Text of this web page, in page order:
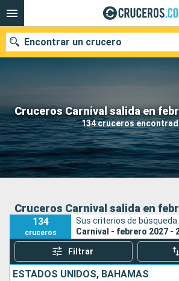
Cruceros Carnival salida en
134 cruceros
Encontrar un crucero
Nuestros destinos
Fecha de salida
Puertos
Cruceros Carnival salida en
134
cruceros
Sus criterios de búsqueda:
Carnival - febrero 2027 -
Filtrar
ESTADOS UNIDOS, BAHAMAS